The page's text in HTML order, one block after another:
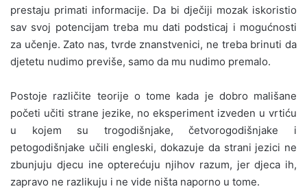
prestaju primati informacije. Da bi dječiji mozak iskoristio
sav svoj potencijam treba mu dati podsticaj i mogućnosti
za učenje. Zato nas, tvrde znanstvenici, ne treba brinuti da
djetetu nudimo previše, samo da mu nudimo premalo.
Postoje različite teorije o tome kada je dobro mališane
početi učiti strane jezike, no eksperiment izveden u vrtiću
u kojem su trogodišnjake, četvorogodišnjake i
petogodišnjake učili engleski, dokazuje da strani jezici ne
zbunjuju djecu ine opterećuju njihov razum, jer djeca ih,
zapravo ne razlikuju i ne vide ništa naporno u tome.